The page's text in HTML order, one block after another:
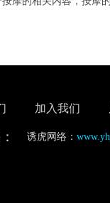
加入我们
诱虎网络：